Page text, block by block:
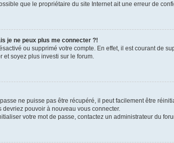
que le propriétaire du site Internet ait une erreur de
je ne peux plus me connecter ?!
ou supprimé votre compte. En effet, il est courant
et soyez plus investi sur le forum.
ne puisse pas être récupéré, il peut facilement être
pouvoir à nouveau vous connecter.
votre mot de passe, contactez un administrateur du